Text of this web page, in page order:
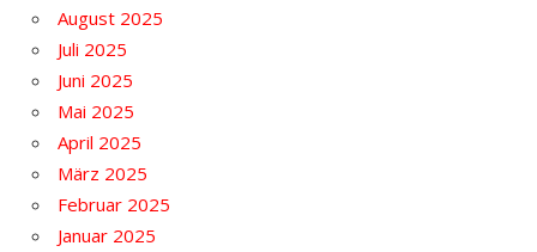
August 2025
Juli 2025
Juni 2025
Mai 2025
April 2025
März 2025
Februar 2025
Januar 2025